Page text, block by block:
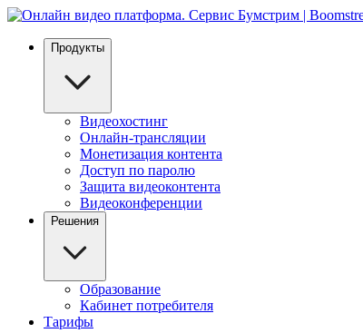
Продукты
Видеохостинг
Онлайн-трансляции
Монетизация контента
Доступ по паролю
Защита видеоконтента
Видеоконференции
Решения
Образование
Кабинет потребителя
Тарифы